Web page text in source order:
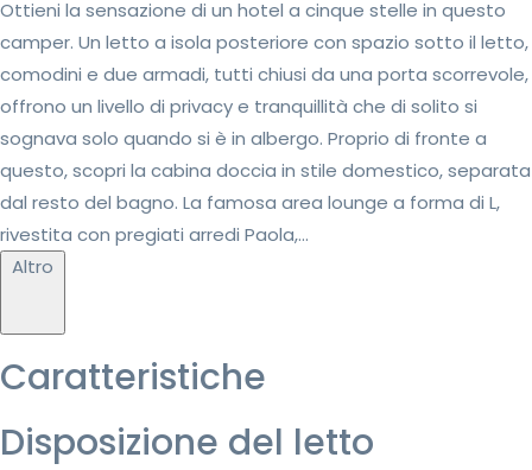
Ottieni la sensazione di un hotel a cinque stelle in questo
camper. Un letto a isola posteriore con spazio sotto il letto,
comodini e due armadi, tutti chiusi da una porta scorrevole,
offrono un livello di privacy e tranquillità che di solito si
sognava solo quando si è in albergo. Proprio di fronte a
questo, scopri la cabina doccia in stile domestico, separata
dal resto del bagno. La famosa area lounge a forma di L,
rivestita con pregiati arredi Paola,...
Altro
Caratteristiche
Disposizione del letto